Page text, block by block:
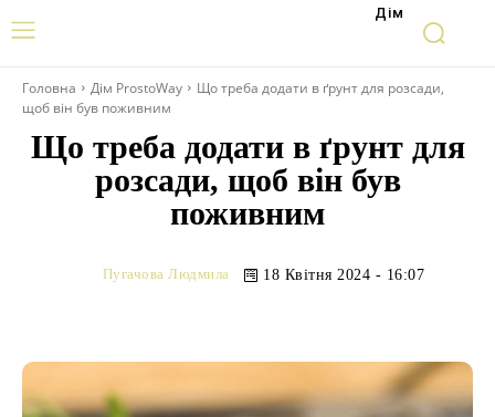
Дім
Головна Дім ProstoWay
Що треба додати в ґрунт для розсади,
щоб він був поживним
Що треба додати в ґрунт для
розсади, щоб він був
поживним
Пугачова Людмила 18 Квітня 2024 - 16:07